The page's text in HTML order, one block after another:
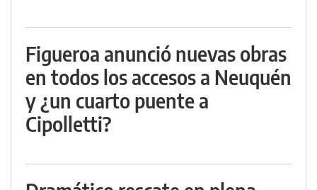
Figueroa anunció nuevas obras
en todos los accesos a Neuquén
y ¿un cuarto puente a
Cipolletti?